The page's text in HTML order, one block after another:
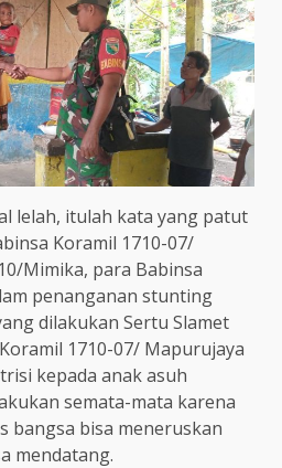
lelah, itulah kata yang patut
Koramil 1710-07/
Mimika, para Babinsa
penanganan stunting
dilakukan Sertu Slamet
1710-07/ Mapurujaya
kepada anak asuh
semata-mata karena
bangsa bisa meneruskan
mendatang.